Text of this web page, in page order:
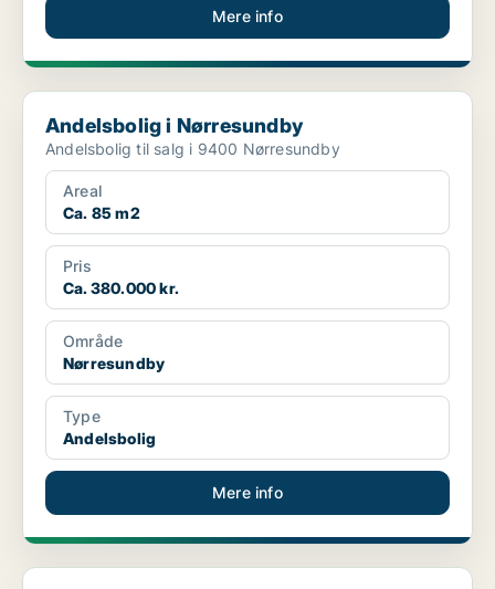
Mere info
Andelsbolig i Nørresundby
Andelsbolig i Nørresundby
Andelsbolig til salg i 9400 Nørresundby
Areal
Ca. 85 m2
Pris
Ca. 380.000 kr.
Område
Nørresundby
Type
Andelsbolig
Mere info
Andelsbolig i Aalborg